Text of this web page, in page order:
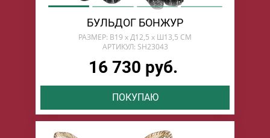
БУЛЬДОГ БОНЖУР
РАЗМЕР: В19 х Д12,5 х Ш13,5 СМ
АРТИКУЛ: SH23043
16 730 руб.
ПОКУПАЮ